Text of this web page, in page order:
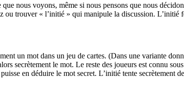
nous voyons, même si nous pensons que nous
trouver « l’initié » qui manipule la discussion. L’initié
un mot dans un jeu de cartes. (Dans une variante
secrètement le mot. Le reste des joueurs est connu
en déduire le mot secret. L’initié tente secrètement